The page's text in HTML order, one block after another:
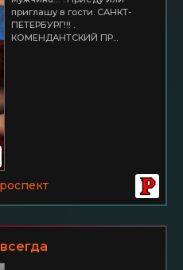
приглашу в гости. САНКТ-
ПЕТЕРБУРГ!!! .
КОМЕНДАНТСКИЙ ПР...